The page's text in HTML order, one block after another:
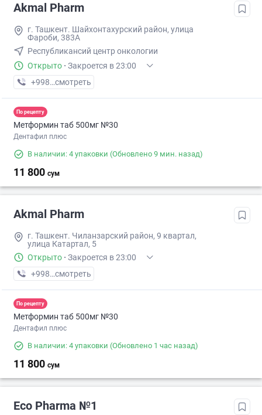
Akmal Pharm
г. Ташкент. Шайхонтахурский район, улица
Фароби, 383А
Республикансий центр онкологии
Открыто · Закроется в 23:00
+998 (99) XXX-XX-XX
смотреть
По рецепту
Метформин таб 500мг №30
Дентафил плюс
В наличии: 4 упаковки (Обновлено 9 мин. назад)
11 800 сум
Akmal Pharm
г. Ташкент. Чиланзарский район, 9 квартал,
улица Катартал, 5
Открыто · Закроется в 23:00
+998 (99) XXX-XX-XX
смотреть
По рецепту
Метформин таб 500мг №30
Дентафил плюс
В наличии: 4 упаковки (Обновлено 1 час назад)
11 800 сум
Eco Pharma №1